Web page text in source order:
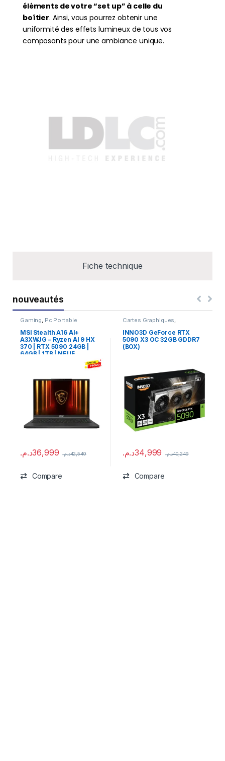
Fiche technique
éléments de votre “set up” à celle du
boîtier. Ainsi, vous pourrez obtenir une
uniformité des effets lumineux de tous vos
composants pour une ambiance unique.
nouveautés
Gaming, Pc Portable
MSI Stealth A16 AI+
A3XWJG – Ryzen AI 9 HX
370 | RTX 5090 24GB |
64GB | 1TB | NEUF
36,999د.م. 42,549د.م.
Compare
Cartes Graphiques,
Composants Gaming
INNO3D GeForce RTX
5090 X3 OC 32GB GDDR7
(BOX)
34,999د.م. 40,249د.م.
Compare